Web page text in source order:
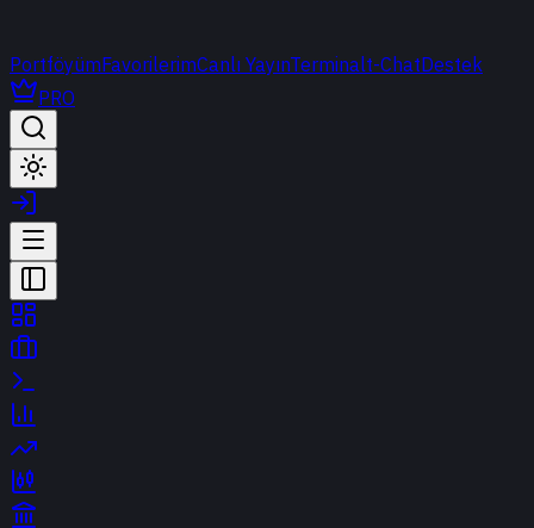
PortföyümFavorilerimCanlı YayınTerminalt-ChatDestek
PRO